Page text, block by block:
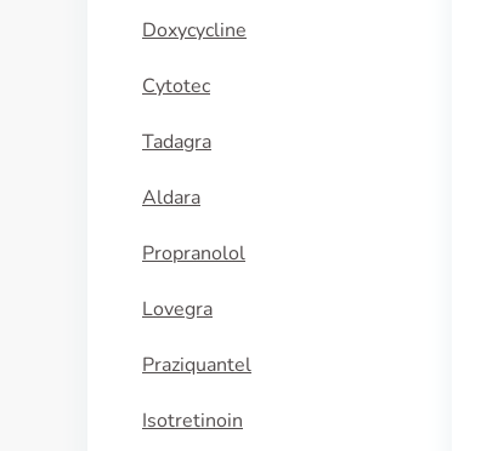
Doxycycline
Cytotec
Tadagra
Aldara
Propranolol
Lovegra
Praziquantel
Isotretinoin